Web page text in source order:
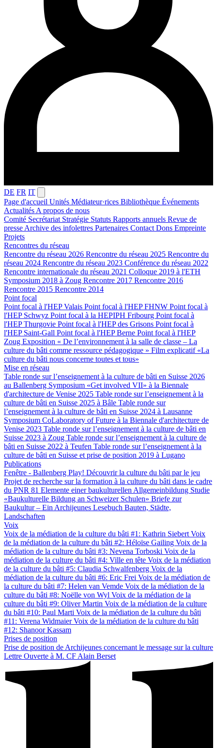
DE FR IT
Page d'accueil Unités Médiateur·rices Bibliothèque Événements
Actualités A propos de nous
Comité Secrétariat Stratégie Statuts Rapports annuels Revue de
presse Archive des infolettres Partenaires Contact Dons Empreinte
Projets
Rencontres du réseau
Rencontre du réseau 2026 Rencontre du réseau 2025 Rencontre du
réseau 2024 Rencontre du réseau 2023 Conférence du réseau 2022
Rencontre internationale du réseau 2021 Colloque 2019 à l'ETH
Symposium 2018 à Zoug Rencontre 2017 Rencontre 2016
Rencontre 2015 Rencontre 2014
Point focal
Point focal à l'HEP Valais Point focal à l'HEP FHNW Point focal à
l'HEP Schwyz Point focal à la HEPIPH Fribourg Point focal à
l'HEP Thurgovie Point focal à l'HEP des Grisons Point focal à
l'HEP Saint-Gall Point focal à l'HEP Berne Point focal à l'HEP
Zoug Exposition « De l’environnement à la salle de classe – La
culture du bâti comme ressource pédagogique » Film explicatif «La
culture du bâti nous concerne toutes et tous»
Mise en réseau
Table ronde sur l’enseignement à la culture de bâti en Suisse 2026
au Ballenberg Symposium «Get involved VII» à la Biennale
d'architecture de Venise 2025 Table ronde sur l’enseignement à la
culture de bâti en Suisse 2025 à Bâle Table ronde sur
l’enseignement à la culture de bâti en Suisse 2024 à Lausanne
Symposium CoLaboratory of Future à la Biennale d'architecture de
Venise 2023 Table ronde sur l’enseignement à la culture de bâti en
Suisse 2023 à Zoug Table ronde sur l’enseignement à la culture de
bâti en Suisse 2022 à Teufen Table ronde sur l’enseignement à la
culture de bâti en Suisse et prise de position 2019 à Lugano
Publications
Fenêtre - Ballenberg Play! Découvrir la culture du bâti par le jeu
Projet de recherche sur la formation à la culture du bâti dans le cadre
du PNR 81 Elemente einer baukulturellen Allgemeinbildung Studie
«Baukulturelle Bildung an Schweizer Schulen» Briefe zur
Baukultur – Ein Archijeunes Lesebuch Bauten, Städte,
Landschaften
Voix
Voix de la médiation de la culture du bâti #1: Kathrin Siebert Voix
de la médiation de la culture du bâti #2: Héloïse Gailing Voix de la
médiation de la culture du bâti #3: Nevena Torboski Voix de la
médiation de la culture du bâti #4: Ville en tête Voix de la médiation
de la culture du bâti #5: Claudia Schwalfenberg Voix de la
médiation de la culture du bâti #6: Eric Frei Voix de la médiation de
la culture du bâti #7: Helen van Vemde Voix de la médiation de la
culture du bâti #8: Noëlle von Wyl Voix de la médiation de la
culture du bâti #9: Oliver Martin Voix de la médiation de la culture
du bâti #10: Paul Marti Voix de la médiation de la culture du bâti
#11: Verena WidmaierVoix de la médiation de la culture du bâti
#12: Shanoor Kassam
Prises de position
Prise de position de Archijeunes concernant le message sur la culture
Lettre Ouverte à M. CF Alain Berset